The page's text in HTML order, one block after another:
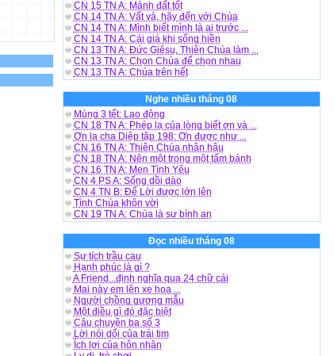
CN 15 TN A: Mảnh đất tốt
CN 14 TN A: Vất vả, hãy đến với Chúa
CN 14 TN A: Mình biết mình là ai trước ...
CN 14 TN A: Cái giá khi sống hiền
CN 13 TN A: Đức Giêsu, Thiên Chúa làm ...
CN 13 TN A: Chọn Chúa để chọn nhau
CN 13 TN A: Chúa trên hết
Nghe nhiều tháng 08
Mùng 3 tết: Lao động
CN 18 TN A: Phép lạ của lòng biết ơn và ...
Ơn lạ cha Diệp tập 198: Ơn được như ...
CN 16 TN A: Thiên Chúa nhân hậu
CN 18 TN A: Nên một trong một tấm bánh
CN 16 TN A: Men Tình Yêu
CN 4 PS A: Sống dồi dào
CN 4 TN B: Để Lời được lớn lên
Tình Chúa khôn vời
CN 19 TN A: Chúa là sự bình an
Đọc nhiều tháng 08
Sự tích trầu cau
Hạnh phúc là gì ?
A Friend...định nghĩa qua 24 chữ cái
Mai này em lên xe hoa ...
Người chồng gương mẫu
Một điều gì đó đặc biệt
Câu chuyện ba số 3
Lời nói dối của trái tim
Ích lợi của hôn nhân